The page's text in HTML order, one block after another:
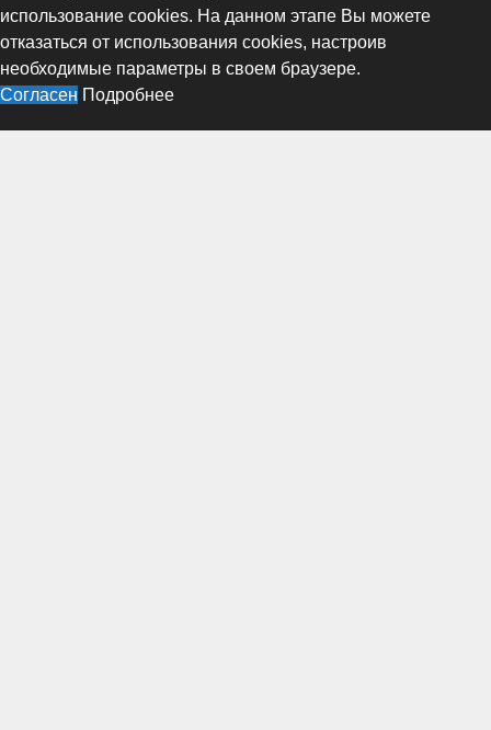
использование cookies. На данном этапе Вы можете
отказаться от использования cookies, настроив
необходимые параметры в своем браузере.
Согласен Подробнее